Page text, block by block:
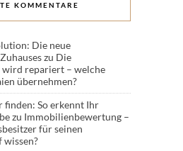
KOMMENTARE
Die neue
zu Die
repariert – welche
übernehmen?
finden: So erkennt Ihr
zu Immobilienbewertung –
für seinen